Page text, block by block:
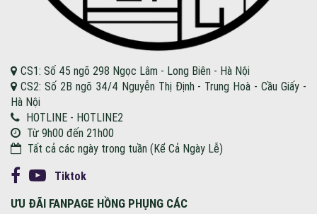
HOTLINE - HOTLINE2
Từ 9h00 đến 21h00
Tất cả các ngày trong tuần (Kể Cả Ngày Lễ)
Tiktok
ƯU ĐÃI FANPAGE HỒNG PHỤNG CÁC